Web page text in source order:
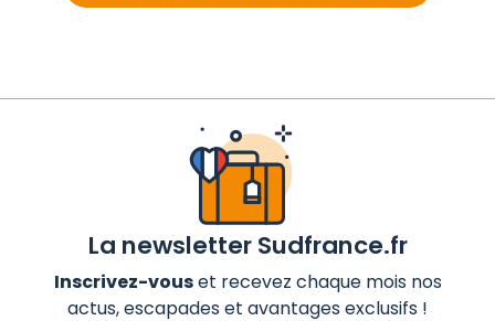
La newsletter Sudfrance.fr
Inscrivez-vouset recevez chaque mois nos
actus, escapades et avantages exclusifs !